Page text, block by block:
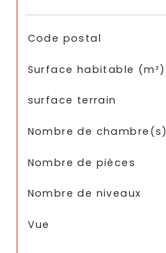
TRAD_SIROCCO_Caracteristique
Code postal
Surface habitable (m²)
surface terrain
Nombre de chambre(s)
Nombre de pièces
Nombre de niveaux
Vue